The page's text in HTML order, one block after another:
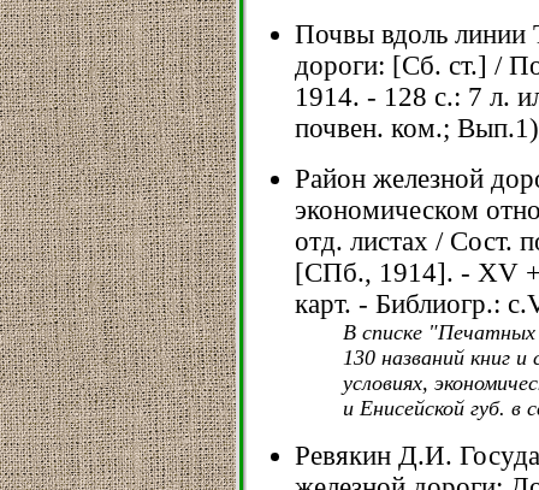
Почвы вдоль
дороги: [Сб. ст.] /
1914. - 128 с.: 7 л.
почвен. ком.;
Район железной
экономическом
отд. листах / Сост.
[СПб., 1914]. - XV +
карт. - Библиогр.:
В списке "Печатных
130 названий книг
условиях,
и Енисейской губ. в
Ревякин Д.И.